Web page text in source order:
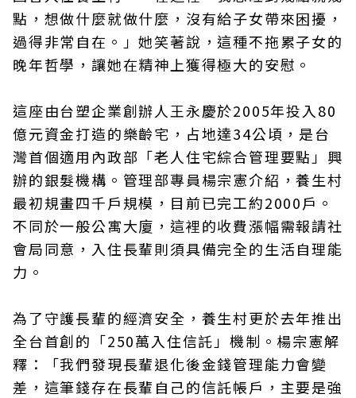
點，想做什麼就做什麼，沒有給子女帶來困擾，
過得非常自在。」她笑著說，這種不拖累子女的
晚年哲學，讓她在精神上獲得極大的安慰。
這座由台塑企業創辦人王永慶於2005年投入80
億元資金打造的樂齡宅，占地達34公頃，是台
灣首個適用內政部「老人住宅綜合管理要點」興
辦的銀髮機構。管理部專員楊宗憲介紹，養生村
最初規畫四千戶規模，目前已完工約2000戶。
不同於一般公寓大廈，這裡的收費漲幅需報請社
會局同意，入住長輩則須具備完全的生活自理能
力。
為了守護長輩的經濟安全，養生村更於去年推出
全台首創的「250萬入住信託」機制。楊宗憲解
釋：「我們發現長輩退化後金錢管理能力會變
差，這筆錢存在長輩自己的信託帳戶，主要是強